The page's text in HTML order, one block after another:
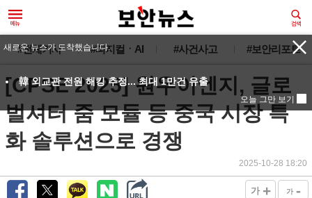
#전체기사 #피지컬ㆍAI #사건사고 #보안리포트
[CPSE 2025] 원우이엔지, 글로
벌셔터 줌 모듈 등 중국 시장 특
화 솔루션으로 경쟁
2025-10-28 18:20
가 + 가 -
새로운 뉴스가 도착했습니다.
韓 외교관 전원 해킹 추정... 최대 1만건 유출
오늘 그만 보기